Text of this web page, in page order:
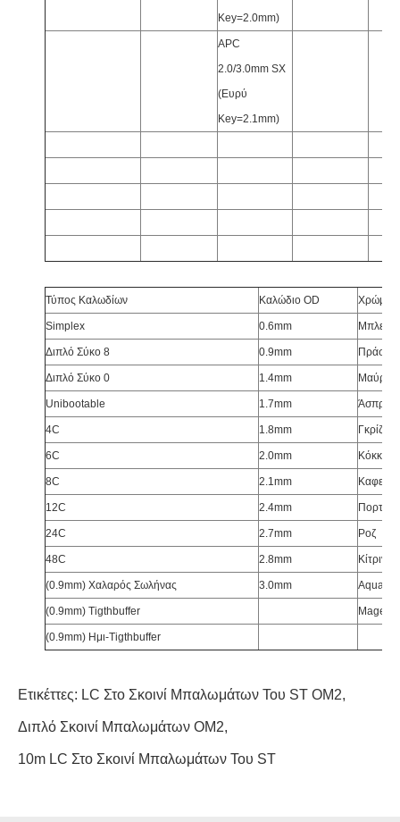
Key=2.0mm)
APC
2.0/3.0mm SX
(Ευρύ
Key=2.1mm)
Τύπος Καλωδίων Καλώδιο OD Χρώμα
Simplex 0.6mm Μπλε
Διπλό Σύκο 8 0.9mm
Διπλό Σύκο 0 1.4mm Μαύρος
Unibootable 1.7mm Άσπρος
4C 1.8mm Γκρίζος
6C 2.0mm
8C 2.1mm Καφετής
12C 2.4mm
24C 2.7mm Ροζ
48C 2.8mm Κίτρινος
(0.9mm) Χαλαρός Σωλήνας 3.0mm Aqua
(0.9mm) Tigthbuffer Magenta
(0.9mm) Ημι-Tigthbuffer
Ετικέττες: LC Στο Σκοινί Μπαλωμάτων Του ST OM2,
Διπλό Σκοινί Μπαλωμάτων OM2,
10m LC Στο Σκοινί Μπαλωμάτων Του ST